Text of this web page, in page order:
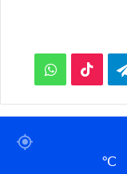
تيلقرام ‫TikTokواتساب
℃